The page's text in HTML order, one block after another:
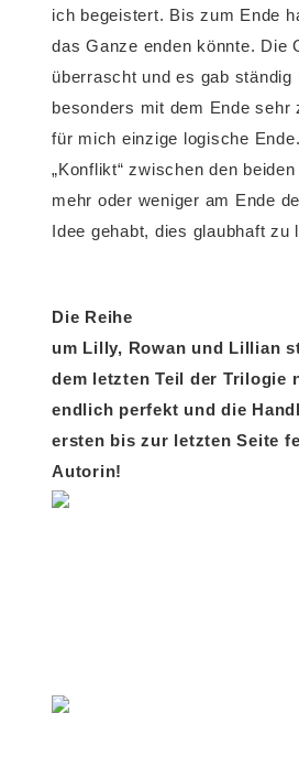
ich begeistert. Bis zum Ende
das Ganze enden könnte. Die
überrascht und es gab
besonders mit dem Ende
für mich einzige logische
„Konflikt“ zwischen den
mehr oder weniger am Ende
Idee gehabt, dies glaubhaft zu
Die Reihe
um Lilly, Rowan und Lillian
dem letzten Teil der Trilogie
endlich perfekt und die
ersten bis zur letzten Seite
Autorin!